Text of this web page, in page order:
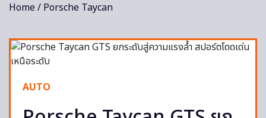
Home/ Porsche Taycan
AUTO